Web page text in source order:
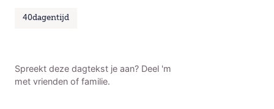
40dagentijd
Spreekt deze dagtekst je aan? Deel 'm
met vrienden of familie.